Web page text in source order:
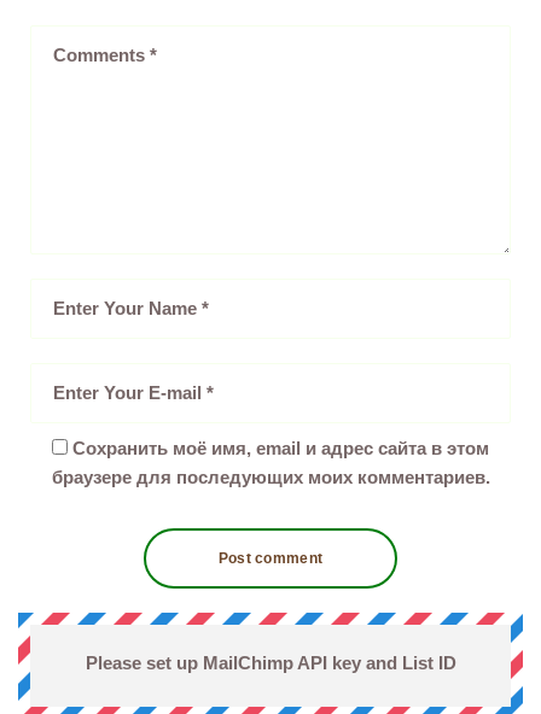
Сохранить моё имя, email и адрес сайта в этом
браузере для последующих моих комментариев.
Please set up MailChimp API key and List ID